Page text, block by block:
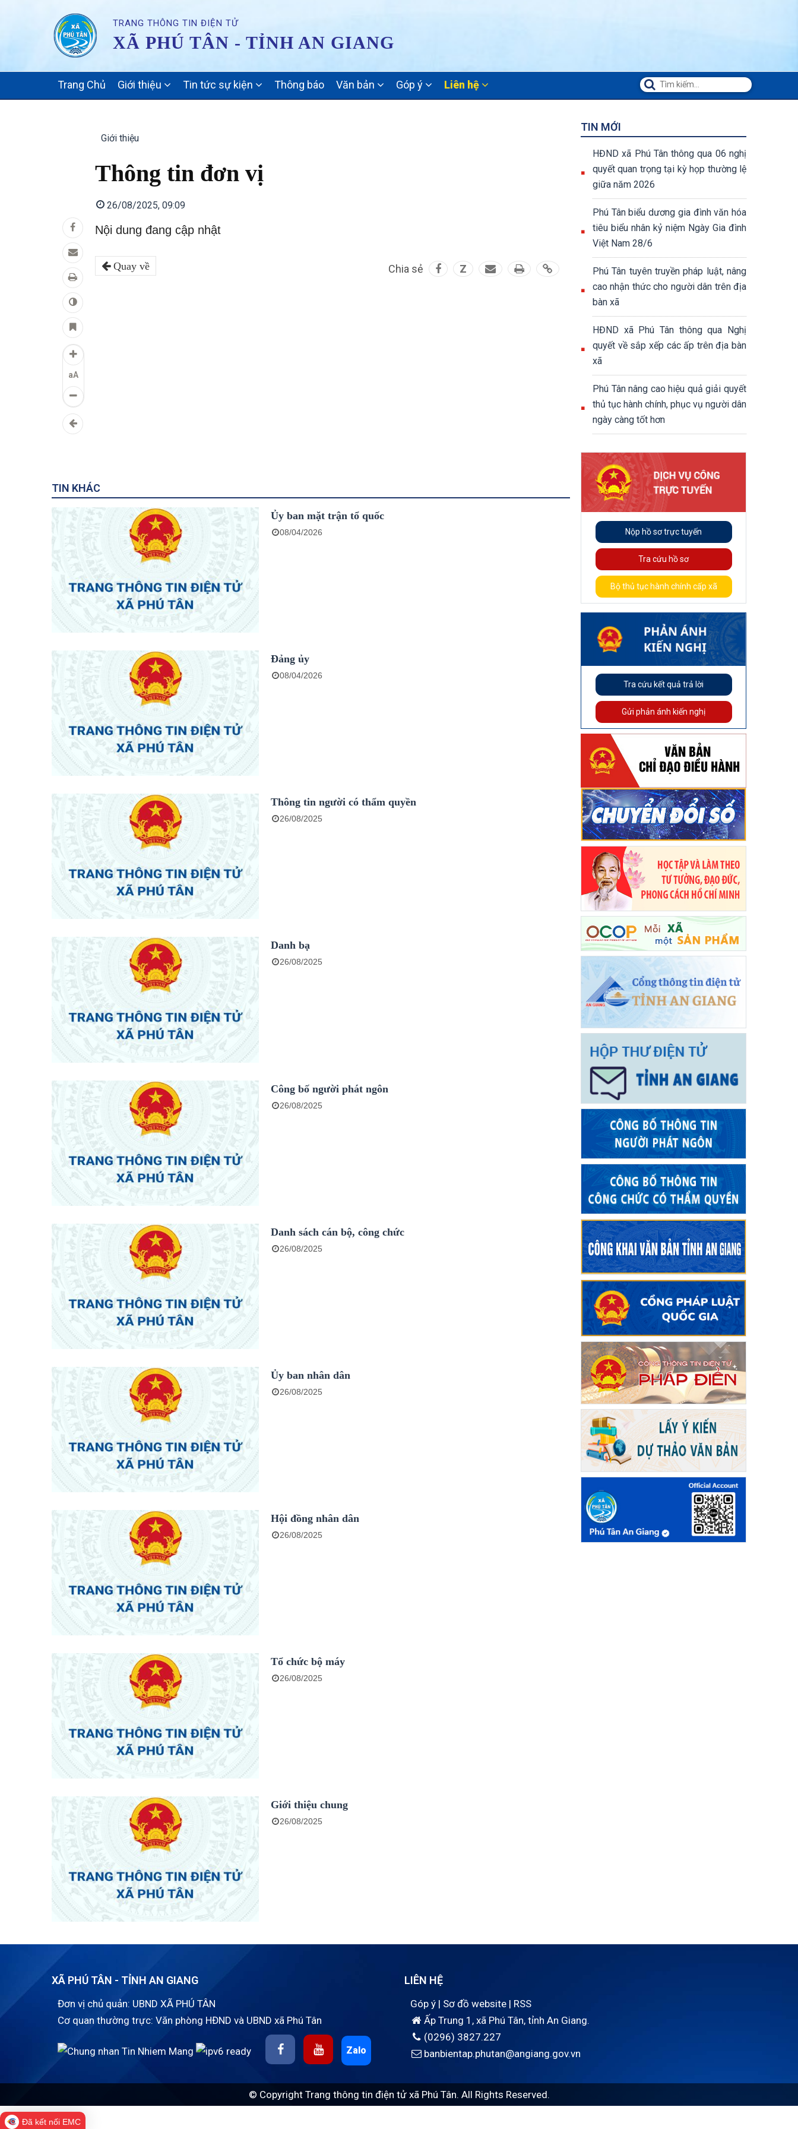
TRANG THÔNG TIN ĐIỆN TỬ
XÃ PHÚ TÂN - TỈNH AN GIANG
NAVIGATION
Trang Chủ Giới thiệu Tin tức sự kiện Thông báo Văn bản Góp ý Liên hệ
aA
Giới thiệu
Thông tin đơn vị
26/08/2025, 09:09
Nội dung đang cập nhật
Quay về Chia sẻ Z
TIN KHÁC
Ủy ban mặt trận tổ quốc
08/04/2026
Đảng ủy
08/04/2026
Thông tin người có thẩm quyền
26/08/2025
Danh bạ
26/08/2025
Công bố người phát ngôn
26/08/2025
Danh sách cán bộ, công chức
26/08/2025
Ủy ban nhân dân
26/08/2025
Hội đồng nhân dân
26/08/2025
Tổ chức bộ máy
26/08/2025
Giới thiệu chung
26/08/2025
TIN MỚI
HĐND xã Phú Tân thông qua 06 nghị
quyết quan trọng tại kỳ họp thường lệ
giữa năm 2026
Phú Tân biểu dương gia đình văn hóa
tiêu biểu nhân kỷ niệm Ngày Gia đình
Việt Nam 28/6
Phú Tân tuyên truyền pháp luật, nâng
cao nhận thức cho người dân trên địa
bàn xã
HĐND xã Phú Tân thông qua Nghị
quyết về sắp xếp các ấp trên địa bàn
xã
Phú Tân nâng cao hiệu quả giải quyết
thủ tục hành chính, phục vụ người dân
ngày càng tốt hơn
Nộp hồ sơ trực tuyến
Tra cứu hồ sơ
Bộ thủ tục hành chính cấp xã
Tra cứu kết quả trả lời
Gửi phản ánh kiến nghị
XÃ PHÚ TÂN - TỈNH AN GIANG
Đơn vị chủ quản: UBND XÃ PHÚ TÂN
Cơ quan thường trực: Văn phòng HĐND và UBND xã Phú Tân
Zalo
LIÊN HỆ
Góp ý | Sơ đồ website | RSS
Ấp Trung 1, xã Phú Tân, tỉnh An Giang.
(0296) 3827.227
banbientap.phutan@angiang.gov.vn
© Copyright Trang thông tin điện tử xã Phú Tân. All Rights Reserved.
Đã kết nối EMC